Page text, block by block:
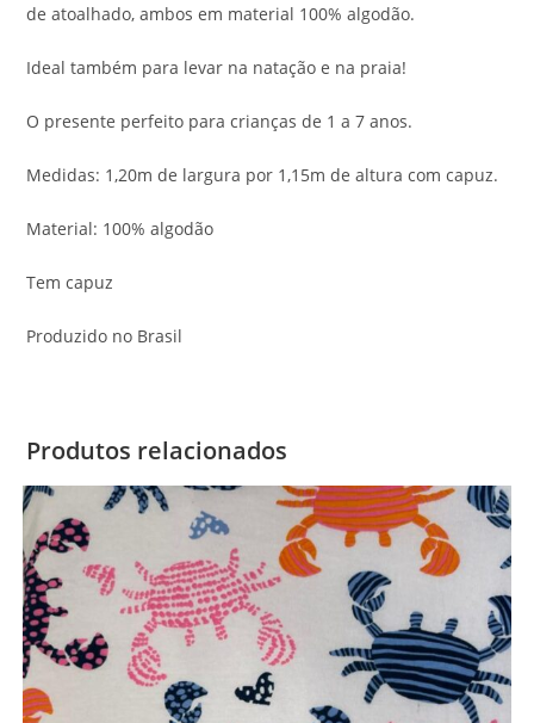
de atoalhado, ambos em material 100% algodão.
Ideal também para levar na natação e na praia!
O presente perfeito para crianças de 1 a 7 anos.
Medidas: 1,20m de largura por 1,15m de altura com capuz.
Material: 100% algodão
Tem capuz
Produzido no Brasil
Produtos relacionados